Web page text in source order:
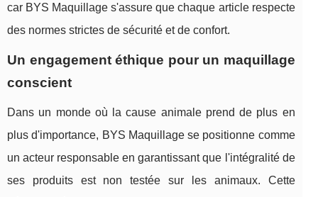
car BYS Maquillage s'assure que chaque article respecte
des normes strictes de sécurité et de confort.
Un engagement éthique pour un maquillage
conscient
Dans un monde où la cause animale prend de plus en
plus d'importance, BYS Maquillage se positionne comme
un acteur responsable en garantissant que l'intégralité de
ses produits est non testée sur les animaux. Cette